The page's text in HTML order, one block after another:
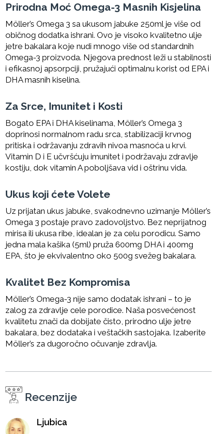
Prirodna Moć Omega-3 Masnih Kisjelina
Möller’s Omega 3 sa ukusom jabuke 250ml je više od
običnog dodatka ishrani. Ovo je visoko kvalitetno ulje
jetre bakalara koje nudi mnogo više od standardnih
Omega-3 proizvoda. Njegova prednost leži u stabilnosti
i efikasnoj apsorpciji, pružajući optimalnu korist od EPA i
DHA masnih kiselina.
Za Srce, Imunitet i Kosti
Bogato EPA i DHA kiselinama, Möller’s Omega 3
doprinosi normalnom radu srca, stabilizaciji krvnog
pritiska i održavanju zdravih nivoa masnoća u krvi.
Vitamin D i E učvršćuju imunitet i podržavaju zdravlje
kostiju, dok vitamin A poboljšava vid i oštrinu vida.
Ukus koji ćete Volete
Uz prijatan ukus jabuke, svakodnevno uzimanje Möller’s
Omega 3 postaje pravo zadovoljstvo. Bez neprijatnog
mirisa ili ukusa ribe, idealan je za celu porodicu. Samo
jedna mala kašika (5ml) pruža 600mg DHA i 400mg
EPA, što je ekvivalentno oko 500g svežeg bakalara.
Kvalitet Bez Kompromisa
Möller’s Omega-3 nije samo dodatak ishrani – to je
zalog za zdravlje cele porodice. Naša posvećenost
kvalitetu znači da dobijate čisto, prirodno ulje jetre
bakalara, bez dodataka i veštačkih sastojaka. Izaberite
Möller’s za dugoročno očuvanje zdravlja.
Recenzije
Ljubica